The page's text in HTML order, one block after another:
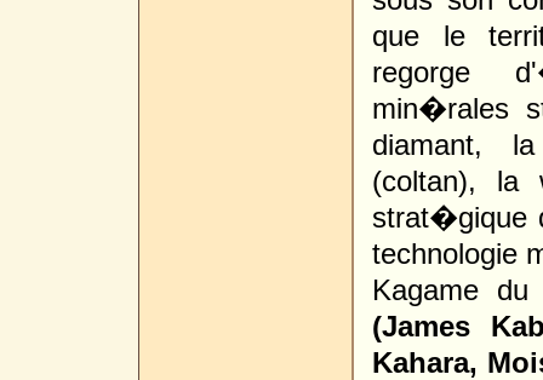
que le
regorge
min�rales
diamant,
(coltan), la
strat�gique
technologie
Kagame
(James
Kahara,